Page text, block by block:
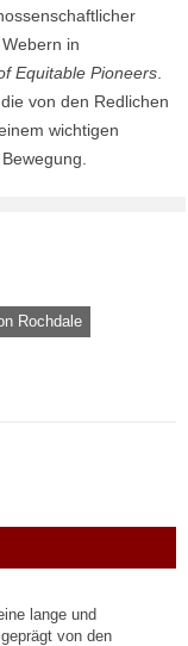
in
Equitable Pioneers
von den Redlichen
wichtigen
Rochdale
lange und
von den